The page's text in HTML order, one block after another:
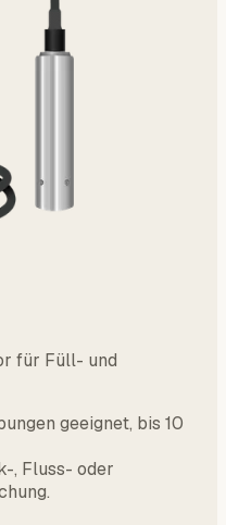
für Füll- und
geeignet, bis 10
, Fluss- oder